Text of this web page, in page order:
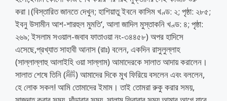
করা।(বিস্তারিত জানতে দেখুন; হাশিয়াতু ইবনে কাসিম খণ্ড: ২; পৃষ্ঠা: ২৮৫;
ইবনু উসামীন আশ-শারহুল মুমতি‘, আলা জাদিল মুস্তাকনি খণ্ড: ৪; পৃষ্ঠা:
২৬৯; ইসলাম সওয়াল-জবাব ফাতাওয়া নং-৩৪৪৫৮) অপর হাদিসে
এসেছে,প্রখ্যাত সাহাবী আনাস (রাঃ) বলেন, একদিন রাসুলুল্লাহ
(সাল্লাল্লাহু আলাইহি ওয়া সাল্লাম) আমাদেরকে সালাত আদায় করালেন।
সালাত শেষে তিনি (ﷺ) আমাদের দিকে মুখ ফিরিয়ে বসলেন এবং বললেন,
হে লোক সকল! আমি তোমাদের ইমাম। তাই তোমরা রুকু করার সময়,